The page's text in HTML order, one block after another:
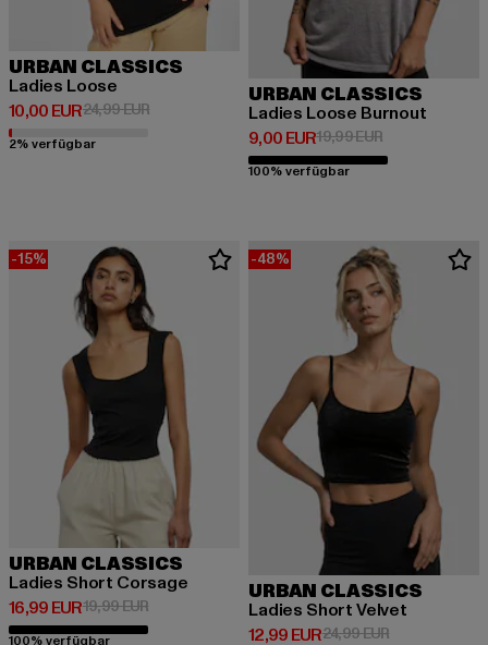
URBAN CLASSICS
Ladies Loose
10,00 EUR
Derzeitiger Preis: 10,00 EUR
24,99 EURAktionspreis: 24,99 EUR
2% verfügbar
URBAN CLASSICS
Ladies Loose Burnout
9,00 EUR
Derzeitiger Preis: 9,00 EUR
19,99 EURAktionspreis:
100% verfügbar
-15%
URBAN CLASSICS
Ladies Short Corsage
16,99 EUR
Derzeitiger Preis: 16,99 EUR
19,99 EURAktionspreis: 19,99 EUR
-48%
URBAN CLASSICS
Ladies Short Velvet
12,99 EUR
Derzeitiger Preis: 12,99 EUR
24,99 EURAktionspreis: